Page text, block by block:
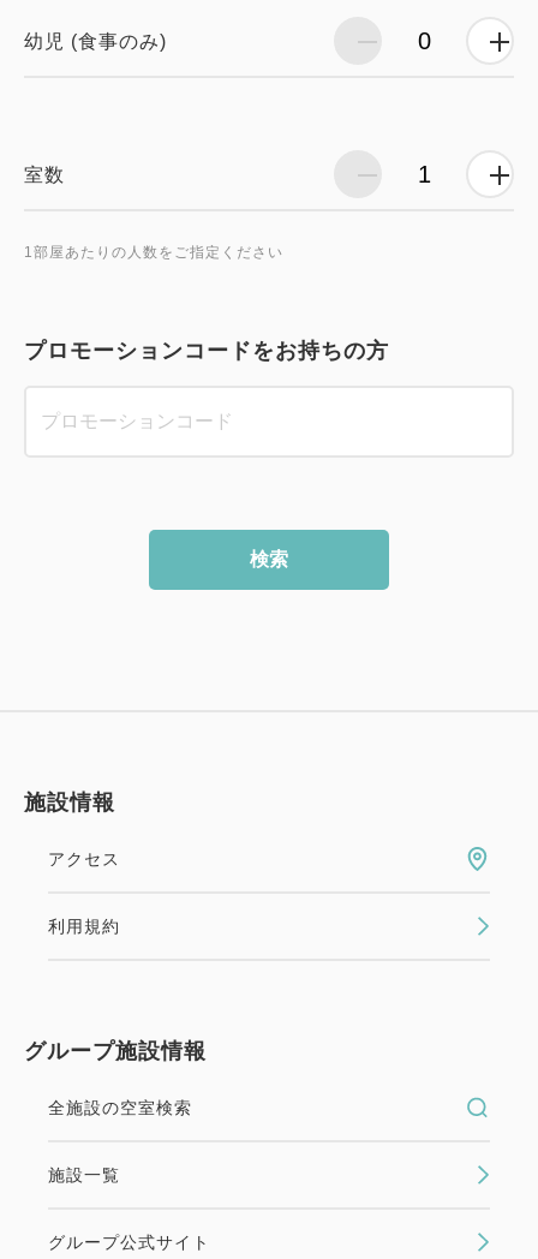
幼児 (食事のみ)
室数
1部屋あたりの人数をご指定ください
プロモーションコードをお持ちの方
検索
施設情報
アクセス
利用規約
グループ施設情報
全施設の空室検索
施設一覧
グループ公式サイト